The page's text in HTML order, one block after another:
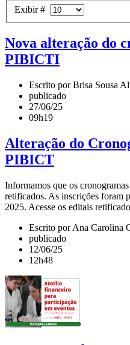
Exibir #
Nova alteração do
PIBICTI
Escrito por Brisa Sousa
publicado
27/06/25
09h19
Alteração do
PIBICT
Informamos que os
retificados. As inscrições foram
2025. Acesse os editais
Escrito por Ana Carolina
publicado
12/06/25
12h48